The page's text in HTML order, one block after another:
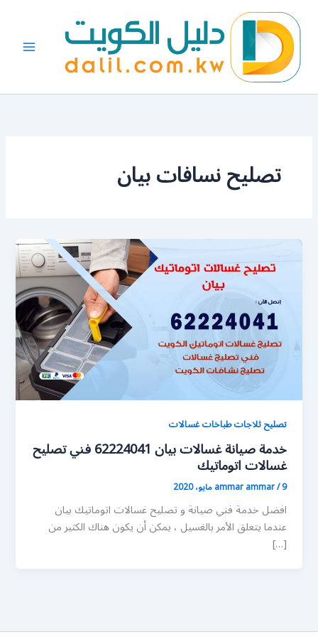
المحتوى
تصليح نسافات بيان
تصليح ثلاجات طباخات غسالات
خدمة صيانة غسالات بيان 62224041 فني تصليح
غسالات اتوماتيك
ammar ammar/9 مايو، 2020
افضل خدمة فني صيانة و تصليح غسالات اتوماتيك بيان
عندما يتعلق الأمر بالغسيل ، يمكن أن يكون هناك الكثير من
[…]